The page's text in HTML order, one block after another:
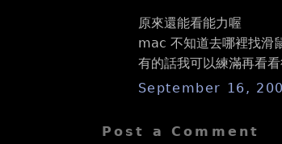
原來還能看能力喔
mac 不知道去哪裡找滑
有的話我可以練滿再看
September 16,
Post a Comment